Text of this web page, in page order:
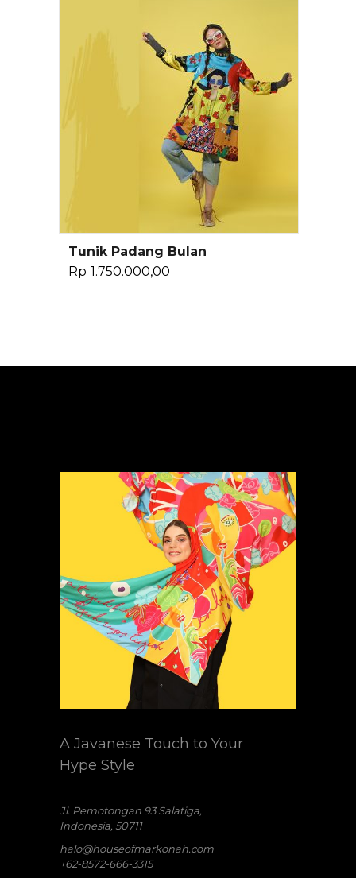
Pilih Opsi
Tunik Padang Bulan
Rp 1.750.000,00
A Javanese Touch to Your
Hype Style
Jl. Pemotongan 93 Salatiga,
Indonesia, 50711
halo@houseofmarkonah.com
+62-8572-666-3315